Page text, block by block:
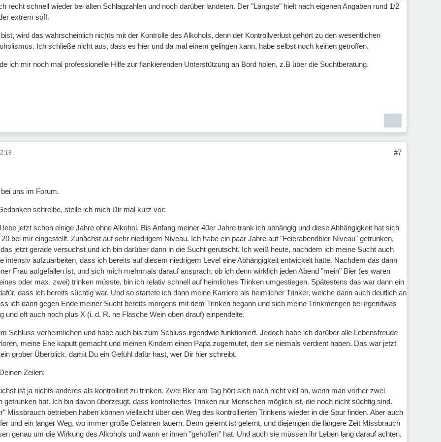
recht schnell wieder bei alten Schlagzahlen und noch darüber landeten. Der "Längste" hielt nach eigenen Angaben rund 1/2
extrem soff.
wird das wahrscheinlich nichts mit der Kontrolle des Alkohols, denn der Kontrollverlust gehört zu den wesentlichen
Ich schließe nicht aus, dass es hier und da mal einem gelingen kann, habe selbst noch keinen getroffen.
ich mir noch mal professionelle Hilfe zur flankierenden Unterstützung an Bord holen, z.B über die Suchtberatung.
#7
uns im Forum.
schreibe, stelle ich mich Dir mal kurz vor:
lebe jetzt schon einige Jahre ohne Alkohol. Bis Anfang meiner 40er Jahre trank ich abhängig und diese Abhängigkeit hat sich
bei mir eingestellt. Zunächst auf sehr niedrigem Niveau. Ich habe ein paar Jahre auf "Feierabendbier-Niveau" getrunken,
jetzt gerade versuchst und ich bin darüber dann in die Sucht gerutscht. Ich weiß heute, nachdem ich meine Sucht auch
intensiv aufzuarbeiten, dass ich bereits auf diesem niedrigem Level eine Abhängigkeit entwickelt hatte. Nachdem das dann
Frau aufgefallen ist, und sich mich mehrmals darauf ansprach, ob ich denn wirklich jeden Abend "mein" Bier (es waren
oder max. zwei) trinken müsste, bin ich relativ schnell auf heimliches Trinken umgestiegen. Spätestens das war dann ein
dass ich bereits süchtig war. Und so startete ich dann meine Karriere als heimlicher Trinker, welche dann auch deutlich an
ich dann gegen Ende meiner Sucht bereits morgens mit dem Trinken begann und sich meine Trinkmengen bei irgendwas
und oft auch noch plus X (i. d. R. ne Flasche Wein oben drauf) einpendelte.
Schluss verheimlichen und habe auch bis zum Schluss irgendwie funktioniert. Jedoch habe ich darüber alle Lebensfreude
meine Ehe kaputt gemacht und meinen Kindern einen Papa zugemutet, den sie niemals verdient haben. Das war jetzt
grober Überblick, damit Du ein Gefühl dafür hast, wer Dir hier schreibt.
Zeilen:
ist ja nichts anderes als kontrolliert zu trinken. Zwei Bier am Tag hört sich nach nicht viel an, wenn man vorher zwei
getrunken hat. Ich bin davon überzeugt, dass kontrolliertes Trinken nur Menschen möglich ist, die noch nicht süchtig sind.
Missbrauch betrieben haben können vielleicht über den Weg des kontrollierten Trinkens wieder in die Spur finden. Aber auch
und ein langer Weg, wo immer große Gefahren lauern. Denn gelernt ist gelernt, und diejenigen die längere Zeit Missbrauch
genau um die Wirkung des Alkohols und wann er ihnen "geholfen" hat. Und auch sie müssen ihr Leben lang darauf achten,